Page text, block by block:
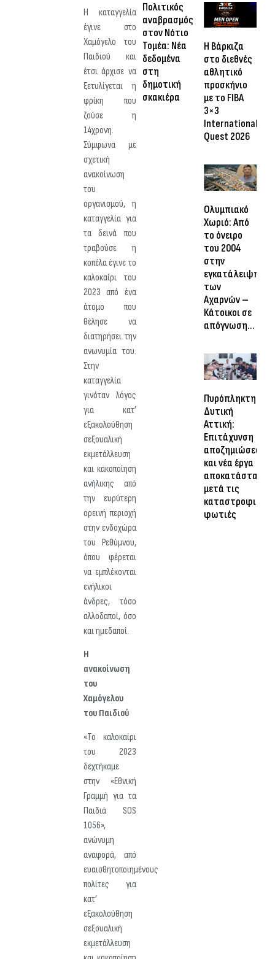
H καταγγελία
έγινε στο
Χαμόγελο του
Παιδιού και
έτσι άρχισε να
ξετυλίγεται η
φρίκη που
ζούσε η
14χρονη.
Σύμφωνα με
σχετική
ανακοίνωση
του
οργανισμού, η
καταγγελία για
τα δεινά που
τραβούσε η
κοπέλα έγινε το
καλοκαίρι του
2023 από ένα
άτομο που
θέλησε να
διατηρήσει την
ανωνυμία του.
Στην
καταγγελία
γινόταν λόγος
για κατ’
εξακολούθηση
σεξουαλική
εκμετάλλευση
και κακοποίηση
ανήλικης από
την ευρύτερη
ορεινή περιοχή
στην ενδοχώρα
του Ρεθύμνου,
όπου φέρεται
να εμπλέκονται
ενήλικοι
άνδρες, τόσο
αλλοδαποί, όσο
και ημεδαποί.
Η
ανακοίνωση
του
Χαμόγελου
του Παιδιού
«Το καλοκαίρι
του 2023
δεχτήκαμε
στην «Εθνική
Γραμμή για τα
Παιδιά SOS
1056»,
ανώνυμη
αναφορά, από
ευαισθητοποιημένους
πολίτες για
κατ’
εξακολούθηση
σεξουαλική
εκμετάλλευση
Πολιτικός
αναβρασμός
στον Νότιο
Τομέα: Νέα
δεδομένα
στη
δημοτική
σκακιέρα
Η Βάρκιζα
στο διεθνές
αθλητικό
προσκήνιο
με το FIBA
3×3
International
Quest 2026
Ολυμπιακό
Χωριό: Από
το όνειρο
του 2004
στην
εγκατάλειψη
των
Αχαρνών –
Κάτοικοι σε
απόγνωση…
Πυρόπληκτη
Δυτική
Αττική:
Επιτάχυνση
αποζημιώσεων
και νέα έργα
αποκατάστασης
μετά τις
καταστροφικές
φωτιές